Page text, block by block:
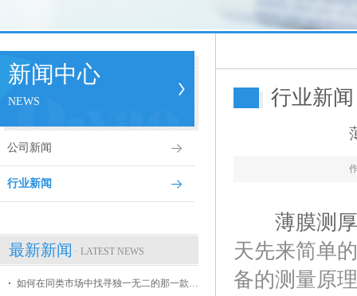
新闻中心
NEWS
公司新闻
行业新闻
最新新闻 · LATEST NEWS
如何在同类市场中找寻独一无二的那一款膜厚仪
行业新闻
薄膜测
天先来简单
备的测量原